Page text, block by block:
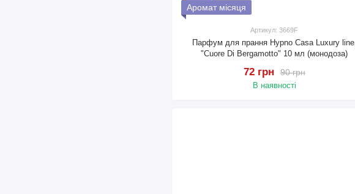
Аромат місяця
Артикул: 3669F
Парфум для прання Hypno Casa Luxury line,
"Cuore Di Bergamotto" 10 мл (монодоза)
90 грн
72 грн
В наявності